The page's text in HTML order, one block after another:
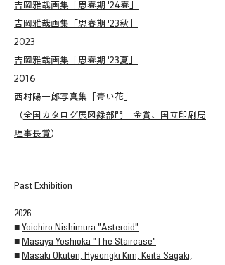
吉岡雅哉画集「思春期 '24春」
吉岡雅哉画集「思春期 '23秋」
2023
吉岡雅哉画集「思春期 '23夏」
2016
西村陽一郎写真集「青い花」
（全国カタログ展図録部門 金賞、国立印刷局
理事長賞）
Past Exhibition​
2026
​■ Yoichiro Nishimura "Asteroid"
■ Masaya Yoshioka "The Staircase"
■ Masaki Okuten, Hyeongki Kim, Keita Sagaki,